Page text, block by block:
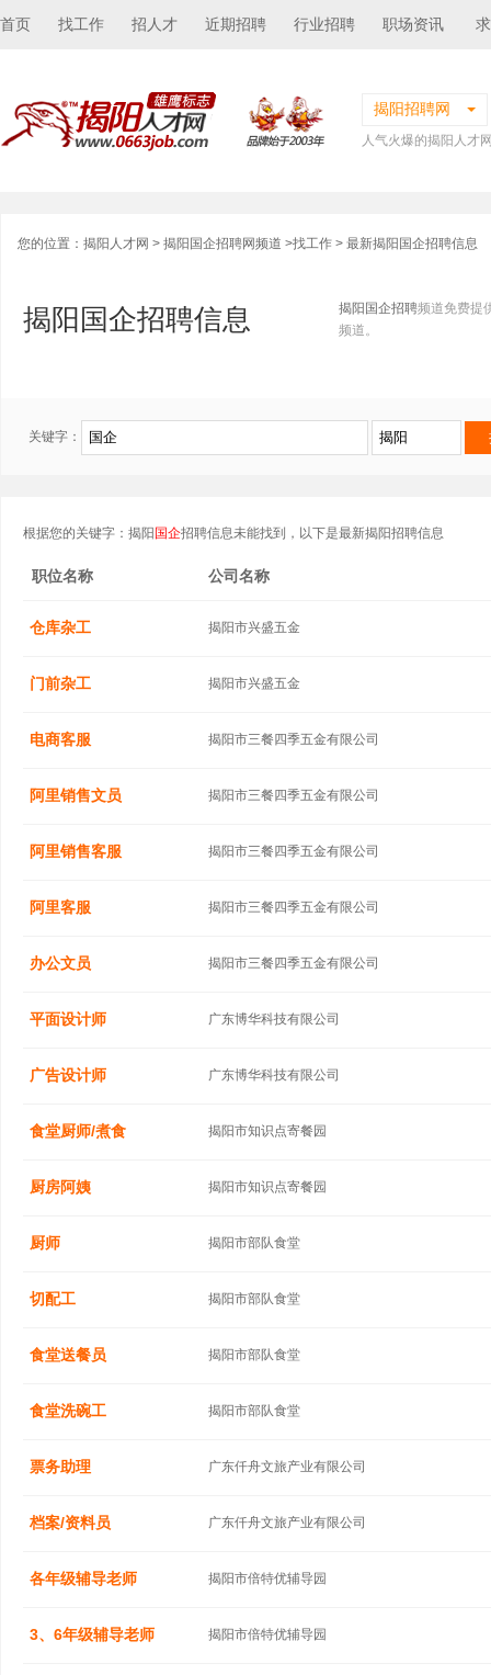
首页 找工作 招人才 近期招聘 行业招聘 职场资讯
揭阳招聘网
人气火爆的揭阳人才
您的位置： 揭阳人才网 > 揭阳国企招聘网频道 >找工作 > 最新揭阳国企招聘信息
揭阳国企招聘信息 揭阳国企招聘频道免费提
频道。
关键字：
根据您的关键字：揭阳 国企招聘信息未能找到，以下是最新揭阳招聘信息
职位名称 公司名称
仓库杂工 揭阳市兴盛五金
门前杂工 揭阳市兴盛五金
电商客服 揭阳市三餐四季五金有限公司
阿里销售文员 揭阳市三餐四季五金有限公司
阿里销售客服 揭阳市三餐四季五金有限公司
阿里客服 揭阳市三餐四季五金有限公司
办公文员 揭阳市三餐四季五金有限公司
平面设计师 广东博华科技有限公司
广告设计师 广东博华科技有限公司
食堂厨师/煮食 揭阳市知识点寄餐园
厨房阿姨 揭阳市知识点寄餐园
厨师 揭阳市部队食堂
切配工 揭阳市部队食堂
食堂送餐员 揭阳市部队食堂
食堂洗碗工 揭阳市部队食堂
票务助理 广东仟舟文旅产业有限公司
档案/资料员 广东仟舟文旅产业有限公司
各年级辅导老师 揭阳市倍特优辅导园
3、6年级辅导老师 揭阳市倍特优辅导园